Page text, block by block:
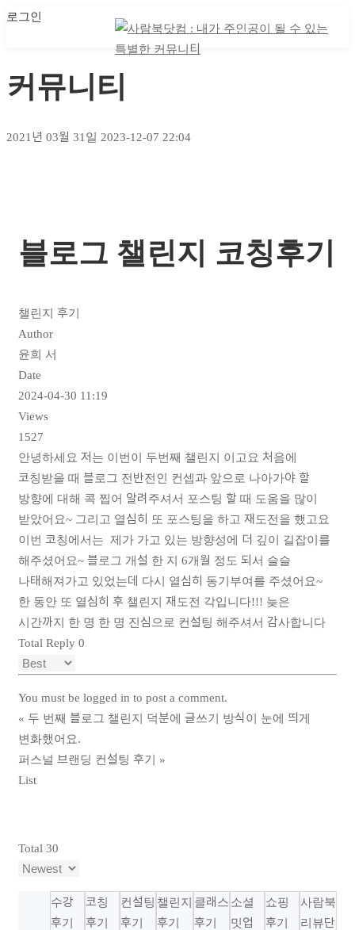
로그인
커뮤니티
2021년 03월 31일 2023-12-07 22:04
블로그 챌린지 코칭후기
챌린지 후기
Author
윤희 서
Date
2024-04-30 11:19
Views
1527
안녕하세요 저는 이번이 두번째 챌린지 이고요 처음에
코칭받을 때 블로그 전반전인 컨셉과 앞으로 나아가야 할
방향에 대해 콕 찝어 알려주셔서 포스팅 할 때 도움을 많이
받았어요~ 그리고 열심히 또 포스팅을 하고 재도전을 했고요
이번 코칭에서는 제가 가고 있는 방향성에 더 깊이 길잡이를
해주셨어요~ 블로그 개설 한 지 6개월 정도 되서 슬슬
나태해져가고 있었는데 다시 열심히 동기부여를 주셨어요~
한 동안 또 열심히 후 챌린지 재도전 각입니다!!! 늦은
시간까지 한 명 한 명 진심으로 컨설팅 해주셔서 감사합니다
Total Reply 0
You must be logged in to post a comment.
« 두 번째 블로그 챌린지 덕분에 글쓰기 방식이 눈에 띄게
변화했어요.
퍼스널 브랜딩 컨설팅 후기
»
List
Total 30
수강
후기
코칭
후기
컨설팅
후기
챌린지
후기
클래스
후기
소셜
밋업
쇼핑
후기
사람북
리뷰단